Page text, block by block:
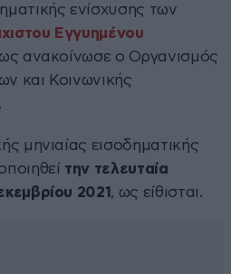
ενίσχυσης των
Εγγυημένου
ανακοίνωσε ο Οργανισμός
και Κοινωνικής
μηνιαίας εισοδηματικής
την τελευταία
2021 , ως είθισται.